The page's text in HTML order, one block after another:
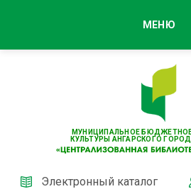
МУНИЦИПАЛЬНОЕ
КУЛЬТУРЫ АНГАРСКОГО
Электронный каталог
МЕНЮ